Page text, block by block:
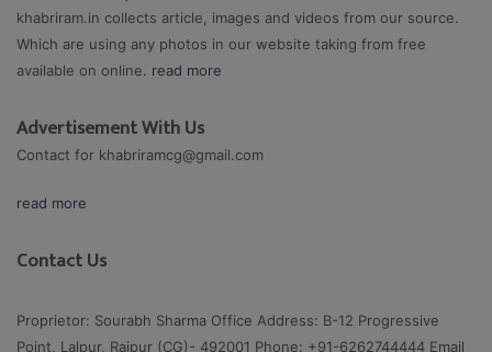
khabriram.in collects article, images and videos from our source.
Which are using any photos in our website taking from free
available on online. read more
Advertisement With Us
Contact for khabriramcg@gmail.com
read more
Contact Us
Proprietor: Sourabh Sharma Office Address: B-12 Progressive
Point, Lalpur, Raipur (CG)- 492001 Phone: +91-6262744444 Email